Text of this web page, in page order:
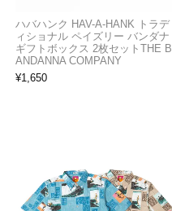
ハバハンク HAV-A-HANK トラデ
ィショナル ペイズリー バンダナ
ギフトボックス 2枚セットTHE B
ANDANNA COMPANY
¥1,650